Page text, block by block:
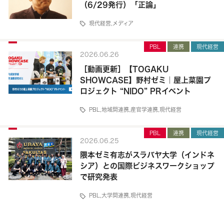
（6/29発行）「正論」
現代経営 メディア
PBL 連携 現代経営
2026.06.26
［動画更新］【TOGAKU
SHOWCASE】野村ゼミ｜屋上菜園プ
ロジェクト “NIDO” PRイベント
PBL ,地域間連携 産官学連携 ,現代経営
PBL 連携 現代経営
2026.06.25
隈本ゼミ有志がスラバヤ大学（インドネ
シア）との国際ビジネスワークショップ
で研究発表
PBL ,大学間連携 ,現代経営